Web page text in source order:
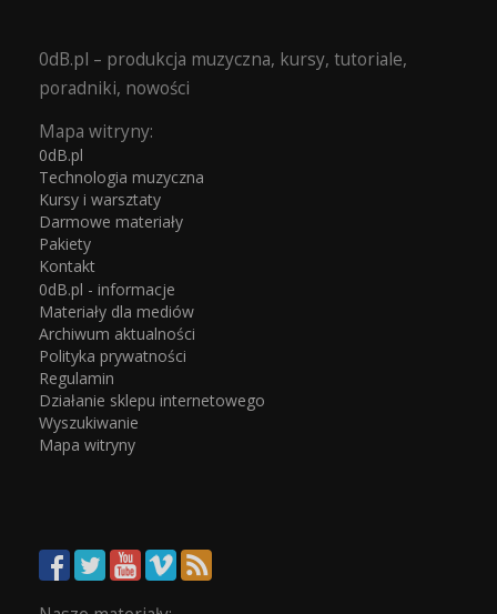
0dB.pl – produkcja muzyczna, kursy, tutoriale,
poradniki, nowości
Mapa witryny:
0dB.pl
Technologia muzyczna
Kursy i warsztaty
Darmowe materiały
Pakiety
Kontakt
0dB.pl - informacje
Materiały dla mediów
Archiwum aktualności
Polityka prywatności
Regulamin
Działanie sklepu internetowego
Wyszukiwanie
Mapa witryny